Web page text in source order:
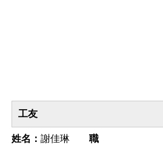
工友
姓名： 謝佳琳 職